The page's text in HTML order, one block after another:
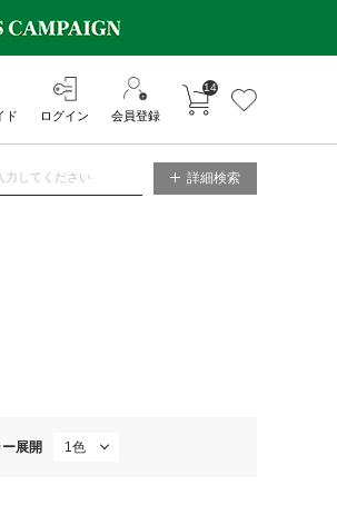
ド ログイン 会員登録
カートに入れる
14
詳細検索
展開